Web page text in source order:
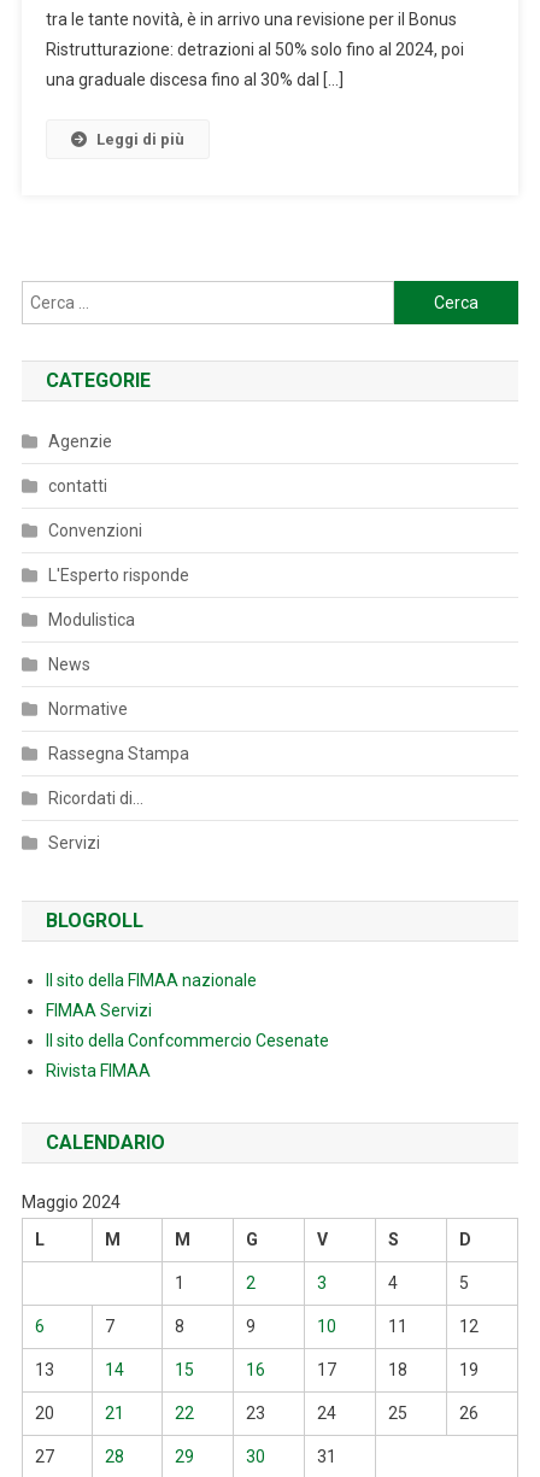
BONUS
RISTRUTTURAZIONE
CASA
tra le tante novità, è in arrivo una revisione per il Bonus
Ristrutturazione: detrazioni al 50% solo fino al 2024, poi
una graduale discesa fino al 30% dal […]
Leggi di più
Ricerca
per:
CATEGORIE
Agenzie
contatti
Convenzioni
L'Esperto risponde
Modulistica
News
Normative
Rassegna Stampa
Ricordati di…
Servizi
BLOGROLL
Il sito della FIMAA nazionale
FIMAA Servizi
Il sito della Confcommercio Cesenate
Rivista FIMAA
CALENDARIO
Maggio 2024
L
M M G V S D
1 2 3 4 5
6 7 8 9 10 11 12
13 14 15 16 17 18 19
20 21 22 23 24 25 26
27 28 29 30 31